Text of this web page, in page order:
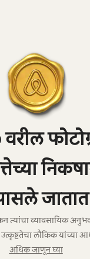
जातात
त्यांचा व्यावसायिक
लौकिक यांच्या
अधिक जाणून घ्या